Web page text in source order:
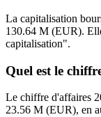
La capitalisation
130.64 M (EUR).
capitalisation".
Quel est le
Le chiffre d'affaires
23.56 M (EUR), en